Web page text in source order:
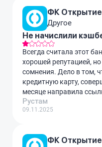
ФК Открытие
Другое
Не начислили
Всегда считала этот
хорошей репутацией,
сомнения. Дело в том,
кредитную карту,
месяце направила
Рустам
09.11.2025
ФК Открытие